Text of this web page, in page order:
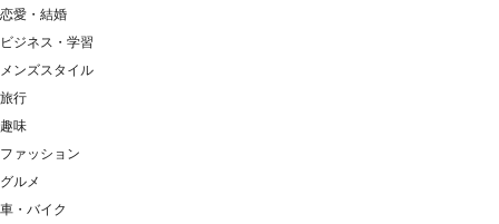
恋愛・結婚
ビジネス・学習
メンズスタイル
旅行
趣味
ファッション
グルメ
車・バイク